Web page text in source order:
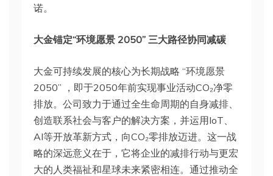
诺。
大金锚定“环境愿景 2050” 三大路径协同减碳
大金可持续发展的核心为长期战略 “环境愿景
2050” ，即于2050年前实现事业活动CO₂净零
排放。公司致力于通过全生命周期的自身减排、
创造联系社会与客户的解决方案，并运用IoT、
AI等开放革新方式，向CO₂零排放迈进。这一战
略的深远意义在于，它将企业的减排行动与更宏
大的人类福祉和星球未来紧密相连。通过推动全